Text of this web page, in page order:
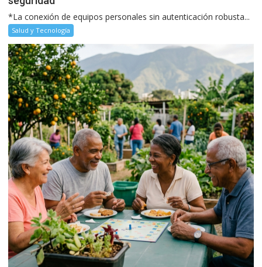
*La conexión de equipos personales sin autenticación robusta...
Salud y Tecnología